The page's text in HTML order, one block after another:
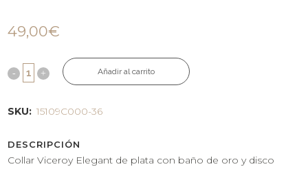
49,00€
Añadir al carrito
SKU: 15109C000-36
DESCRIPCIÓN
Collar Viceroy Elegant de plata con baño de oro y disco